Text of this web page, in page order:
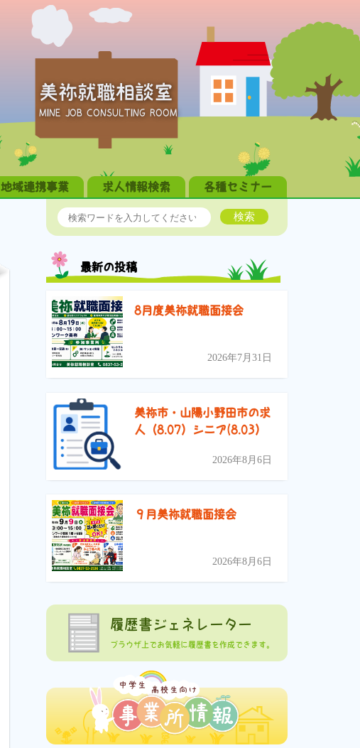
美祢就職相談室
MINE JOB CONSULTING ROOM
地域連携事業 求人情報検索 各種セミナー
検索
最新の投稿
8月度美祢就職面接会
2026年7月31日
美祢市・山陽小野田市の求
人（8.07）シニア(8.03）
2026年8月6日
９月美祢就職面接会
2026年8月6日
履歴書ジェネレーター
ブラウザ上でお気軽に履歴書を作成できます。